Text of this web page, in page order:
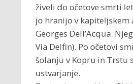
živeli do očetove smrti
jo hranijo v kapiteljskem
Georges Dell’Acqua.
Via Delfin). Po očetovi
šolanju v Kopru in Trstu
ustvarjanje.